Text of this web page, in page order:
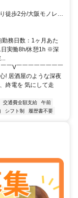
徒歩2分/大阪モノレー
務日数：1ヶ月あた
実働8h/休憩1h ※深
￣V￣￣￣￣￣￣￣￣
! 居酒屋のような深夜
終電を 気にして走
交通費全額支給
午前
シフト制 履歴書不要